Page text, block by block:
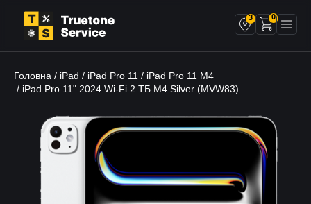
3 0
Головна / iPad / iPad Pro 11 / iPad Pro 11 M4
/ iPad Pro 11" 2024 Wi-Fi 2 ТБ M4 Silver (MVW83)